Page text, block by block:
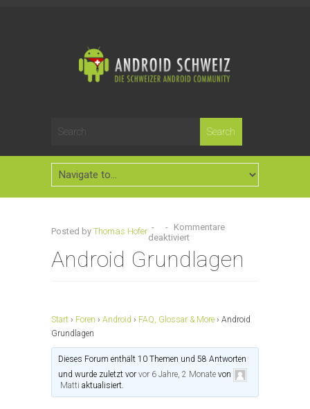
Posted by Thomas Hofer - - Kommentare
deaktiviert
Android Grundlagen
Start › Foren › Android › FAQ, Glossar & More › Android
Grundlagen
Dieses Forum enthält 10 Themen und 58 Antworten
und wurde zuletzt vorvor 6 Jahre, 2 Monate von
Matti aktualisiert.